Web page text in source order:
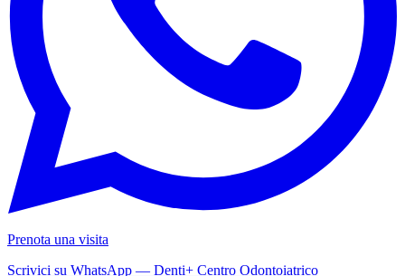
Prenota una visita
Scrivici su WhatsApp — Denti+ Centro Odontoiatrico